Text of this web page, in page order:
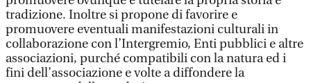
tradizione. Inoltre si propone di favorire e
promuovere eventuali manifestazioni culturali in
collaborazione con l’Intergremio, Enti pubblici e altre
associazioni, purché compatibili con la natura ed i
fini dell’associazione e volte a diffondere la